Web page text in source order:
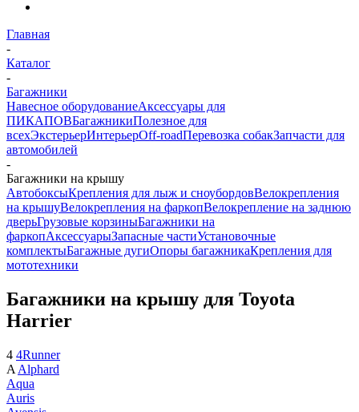
Главная
-
Каталог
-
Багажники
Навесное оборудованиеАксессуары для
ПИКАПОВБагажникиПолезное для
всехЭкстерьерИнтерьерOff-roadПеревозка собакЗапчасти для
автомобилей
-
Багажники на крышу
АвтобоксыКрепления для лыж и сноубордовВелокрепления
на крышуВелокрепления на фаркопВелокрепление на заднюю
дверьГрузовые корзиныБагажники на
фаркопАксессуарыЗапасные частиУстановочные
комплектыБагажные дугиОпоры багажникаКрепления для
мототехники
Багажники на крышу для Toyota
Harrier
4 4Runner
A Alphard
Aqua
Auris